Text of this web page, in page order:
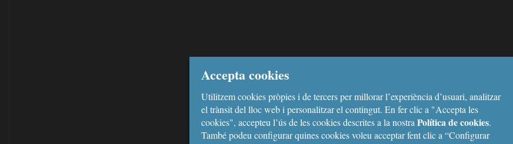
Accepta cookies
Utilitzem cookies pròpies i de tercers per millorar l’experiència d’usuari, analitzar
el trànsit del lloc web i personalitzar el contingut. En fer clic a "Accepta les
cookies", accepteu l’ús de les cookies descrites a la nostra Política de cookies.
També podeu configurar quines cookies voleu acceptar fent clic a “Configurar